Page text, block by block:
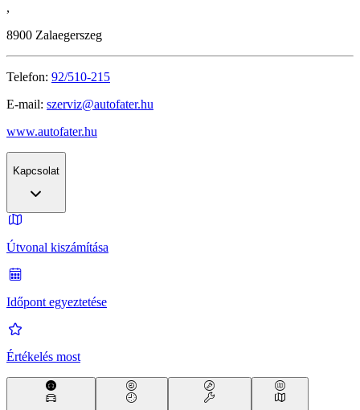
,
8900 Zalaegerszeg
Telefon: 92/510-215
E-mail: szerviz@autofater.hu
www.autofater.hu
Kapcsolat
Útvonal kiszámítása
Időpont egyeztetése
Értékelés most